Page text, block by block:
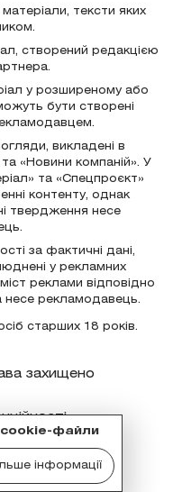
cookie-файли
інформації
тексти яких
створений редакцією
у розширеному або
бути створені
викладені в
«Новини компаній». У
та «Спецпроєкт»
контенту, однак
твердження несе
за фактичні дані,
у рекламних
реклами відповідно
несе рекламодавець.
старших 18 років.
захищено